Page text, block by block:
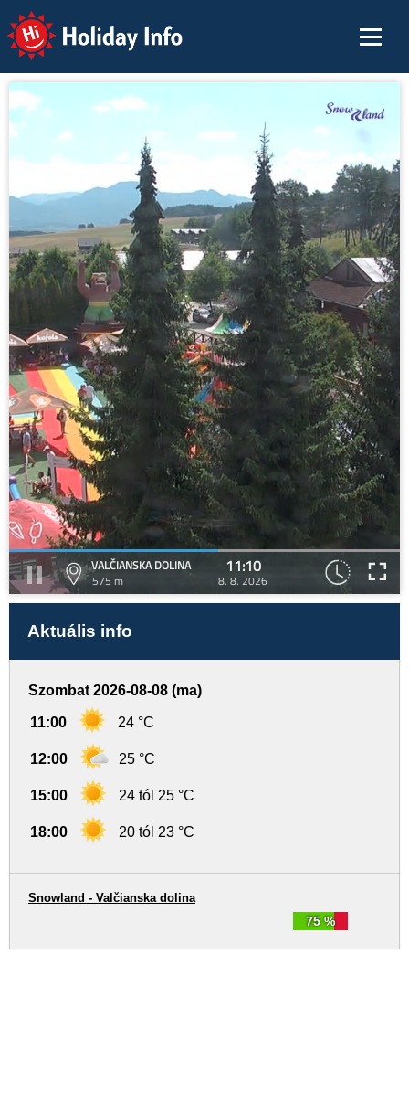
Holiday Info
VALČIANSKA DOLINA
575 m
11:10
8. 8. 2026
Aktuális info
Szombat 2026-08-08 (ma)
11:00 24 °C
12:00 25 °C
15:00 24 tól 25 °C
18:00 20 tól 23 °C
75 %
Snowland - Valčianska dolina